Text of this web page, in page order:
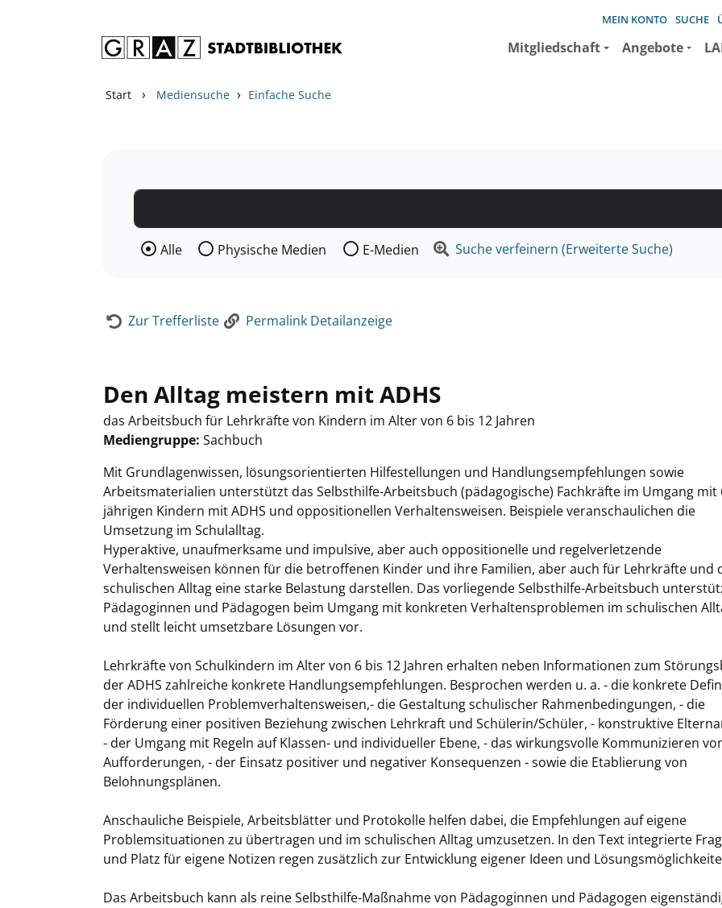
MEIN KONTO SUCHE
Mitgliedschaft Angebote
Start › Mediensuche › Einfache Suche
Wählen Sie die Medienart nach der Sie suchen wollen.
Alle Physische Medien E-Medien Suche verfeinern (Erweiterte Suche)
Zur Trefferliste Permalink Detailanzeige
Den Alltag meistern mit ADHS
das Arbeitsbuch für Lehrkräfte von Kindern im Alter von 6 bis 12 Jahren
Mediengruppe: Sachbuch
Mit Grundlagenwissen, lösungsorientierten Hilfestellungen und Handlungsempfehlungen sowie
Arbeitsmaterialien unterstützt das Selbsthilfe-Arbeitsbuch (pädagogische) Fachkräfte im Umgang mit
jährigen Kindern mit ADHS und oppositionellen Verhaltensweisen. Beispiele veranschaulichen die
Umsetzung im Schulalltag.
Hyperaktive, unaufmerksame und impulsive, aber auch oppositionelle und regelverletzende
Verhaltensweisen können für die betroffenen Kinder und ihre Familien, aber auch für Lehrkräfte und
schulischen Alltag eine starke Belastung darstellen. Das vorliegende Selbsthilfe-Arbeitsbuch
Pädagoginnen und Pädagogen beim Umgang mit konkreten Verhaltensproblemen im schulischen
und stellt leicht umsetzbare Lösungen vor.
Lehrkräfte von Schulkindern im Alter von 6 bis 12 Jahren erhalten neben Informationen zum
der ADHS zahlreiche konkrete Handlungsempfehlungen. Besprochen werden u. a. - die konkrete
der individuellen Problemverhaltensweisen,- die Gestaltung schulischer Rahmenbedingungen, - die
Förderung einer positiven Beziehung zwischen Lehrkraft und Schülerin/Schüler, - konstruktive
- der Umgang mit Regeln auf Klassen- und individueller Ebene, - das wirkungsvolle Kommunizieren
Aufforderungen, - der Einsatz positiver und negativer Konsequenzen - sowie die Etablierung von
Belohnungsplänen.
Anschauliche Beispiele, Arbeitsblätter und Protokolle helfen dabei, die Empfehlungen auf eigene
Problemsituationen zu übertragen und im schulischen Alltag umzusetzen. In den Text integrierte
und Platz für eigene Notizen regen zusätzlich zur Entwicklung eigener Ideen und
Das Arbeitsbuch kann als reine Selbsthilfe-Maßnahme von Pädagoginnen und Pädagogen